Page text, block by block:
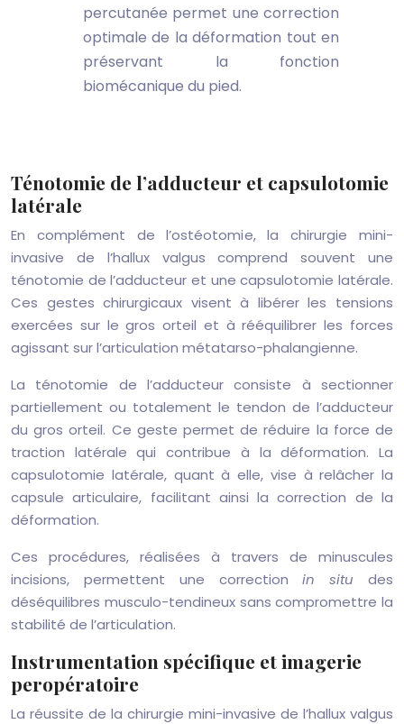
percutanée permet une correction
optimale de la déformation tout en
préservant la fonction
biomécanique du pied.
Ténotomie de l’adducteur et capsulotomie
latérale
En complément de l’ostéotomie, la chirurgie mini-
invasive de l’hallux valgus comprend souvent une
ténotomie de l’adducteur et une capsulotomie latérale.
Ces gestes chirurgicaux visent à libérer les tensions
exercées sur le gros orteil et à rééquilibrer les forces
agissant sur l’articulation métatarso-phalangienne.
La ténotomie de l’adducteur consiste à sectionner
partiellement ou totalement le tendon de l’adducteur
du gros orteil. Ce geste permet de réduire la force de
traction latérale qui contribue à la déformation. La
capsulotomie latérale, quant à elle, vise à relâcher la
capsule articulaire, facilitant ainsi la correction de la
déformation.
Ces procédures, réalisées à travers de minuscules
incisions, permettent une correctionin situ des
déséquilibres musculo-tendineux sans compromettre la
stabilité de l’articulation.
Instrumentation spécifique et imagerie
peropératoire
La réussite de la chirurgie mini-invasive de l’hallux valgus